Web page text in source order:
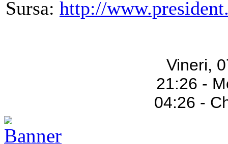
Sursa: http://
Vineri,
21:26 -
04:26 -